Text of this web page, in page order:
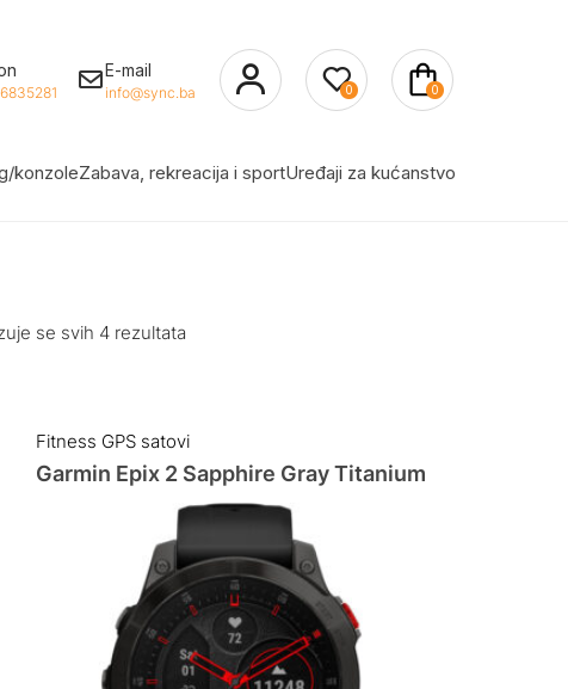
E-mail
info@sync.ba 0 0
konzoleZabava, rekreacija i sportUređaji za kućanstvo
se svih 4 rezultata
Fitness GPS satovi
Garmin Epix 2 Sapphire Gray Titanium